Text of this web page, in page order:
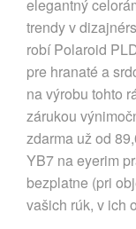
elegantný
trendy v
robí Polaroid
pre hranaté a
na výrobu tohto
zárukou
zdarma už od
YB7 na eyerim
bezplatne (pri
vašich rúk, v ich